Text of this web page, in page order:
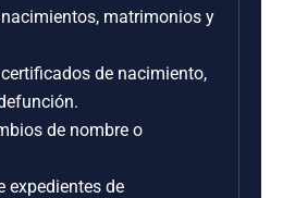
matrimonios y
de nacimiento,
de nombre o
expedientes de